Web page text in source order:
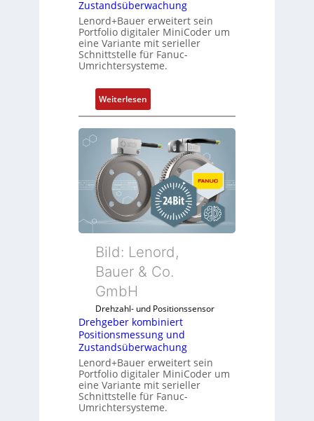
Zustandsüberwachung
Lenord+Bauer erweitert sein
Portfolio digitaler MiniCoder um
eine Variante mit serieller
Schnittstelle für Fanuc-
Umrichtersysteme.
Weiterlesen:
D
r
e
g
e
b
e
r
o
m
n
i
e
r
t
P
o
Bild: Lenord,
Bauer & Co.
GmbH
Drehzahl- und Positionssensor
Drehgeber kombiniert
Positionsmessung und
Zustandsüberwachung
Lenord+Bauer erweitert sein
Portfolio digitaler MiniCoder um
eine Variante mit serieller
Schnittstelle für Fanuc-
Umrichtersysteme.